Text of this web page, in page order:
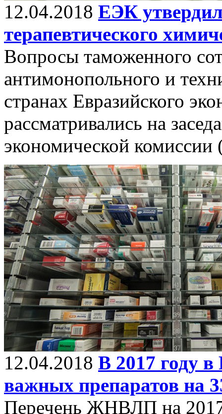
12.04.2018 ЕЭК
терапевтического
Вопросы таможенного
антимонопольного и
странах Евразийского
рассматривались на
экономической
12.04.2018 В 2017 году
важных препаратов на
Перечень ЖНВЛП на 2017